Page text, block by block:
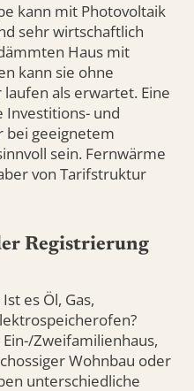
kann mit Photovoltaik
sehr wirtschaftlich
Haus mit
kann sie ohne
als erwartet. Eine
Investitions- und
bei geeignetem
sein. Fernwärme
von Tarifstruktur
Registrierung
Ist es Öl, Gas,
Ein-/Zweifamilienhaus,
Wohnbau oder
unterschiedliche